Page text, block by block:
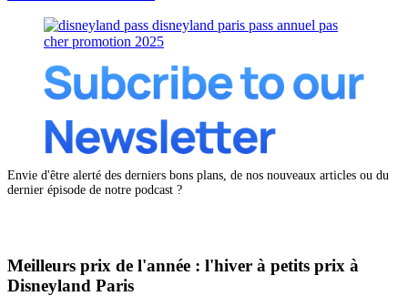
Envie d'être alerté des derniers bons plans, de nos nouveaux articles ou du
dernier épisode de notre podcast ?
Meilleurs prix de l'année : l'hiver à petits prix à
Disneyland Paris